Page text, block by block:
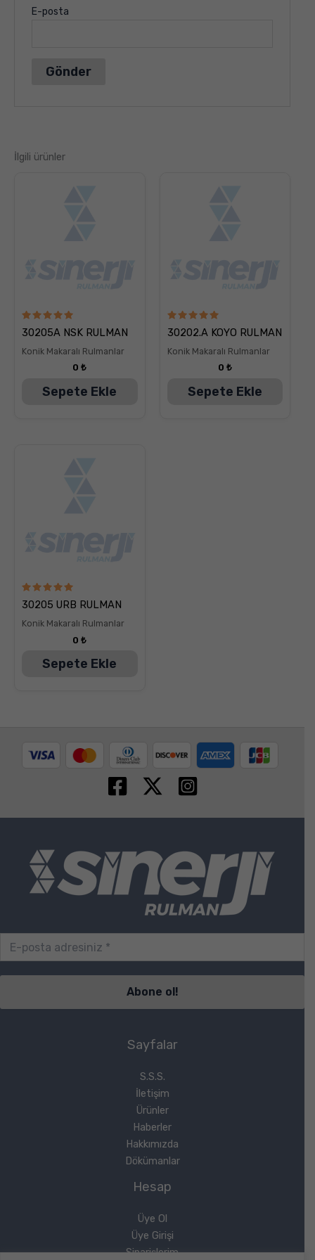
E-posta
İlgili ürünler
5
üzerinden
oy aldı
30205A NSK RULMAN
Konik Makaralı Rulmanlar
0₺
Sepete Ekle
5
üzerinden
oy aldı
30202.A KOYO RULMAN
Konik Makaralı Rulmanlar
0 ₺
Sepete Ekle
5
üzerinden
oy aldı
30205 URB RULMAN
Konik Makaralı Rulmanlar
0₺
Sepete Ekle
Sayfalar
S.S.S.
İletişim
Ürünler
Haberler
Hakkımızda
Dökümanlar
Hesap
Üye Ol
Üye Girişi
Siparişlerim